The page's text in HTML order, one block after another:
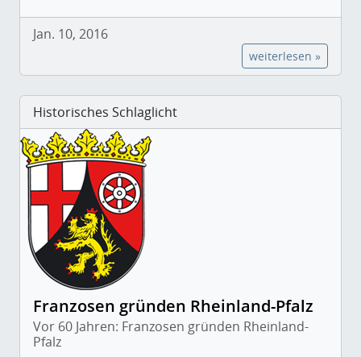
Jan. 10, 2016
weiterlesen »
Historisches Schlaglicht
Franzosen gründen Rheinland-Pfalz
Vor 60 Jahren: Franzosen gründen Rheinland-
Pfalz